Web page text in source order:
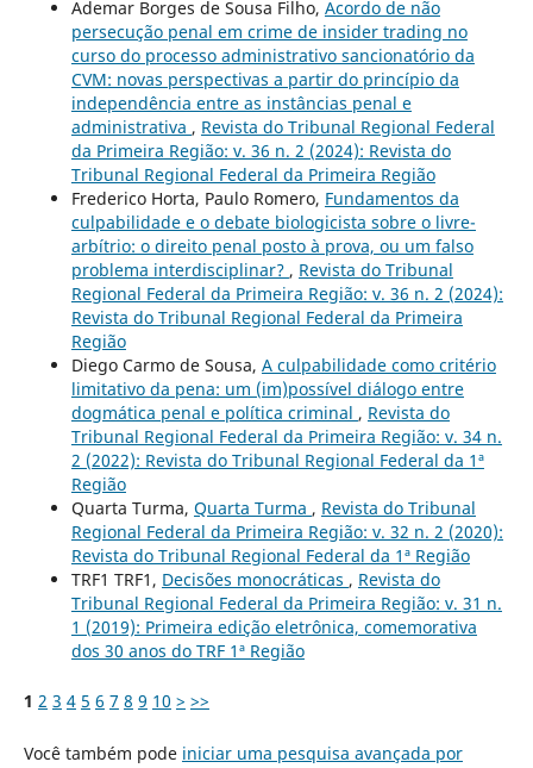
Ademar Borges de Sousa Filho, Acordo de não
persecução penal em crime de insider trading no
curso do processo administrativo sancionatório da
CVM: novas perspectivas a partir do princípio da
independência entre as instâncias penal e
administrativa , Revista do Tribunal Regional Federal
da Primeira Região: v. 36 n. 2 (2024): Revista do
Tribunal Regional Federal da Primeira Região
Frederico Horta, Paulo Romero, Fundamentos da
culpabilidade e o debate biologicista sobre o livre-
arbítrio: o direito penal posto à prova, ou um falso
problema interdisciplinar? , Revista do Tribunal
Regional Federal da Primeira Região: v. 36 n. 2 (2024):
Revista do Tribunal Regional Federal da Primeira
Região
Diego Carmo de Sousa, A culpabilidade como critério
limitativo da pena: um (im)possível diálogo entre
dogmática penal e política criminal , Revista do
Tribunal Regional Federal da Primeira Região: v. 34 n.
2 (2022): Revista do Tribunal Regional Federal da 1ª
Região
Quarta Turma, Quarta Turma , Revista do Tribunal
Regional Federal da Primeira Região: v. 32 n. 2 (2020):
Revista do Tribunal Regional Federal da 1ª Região
TRF1 TRF1, Decisões monocráticas , Revista do
Tribunal Regional Federal da Primeira Região: v. 31 n.
1 (2019): Primeira edição eletrônica, comemorativa
dos 30 anos do TRF 1ª Região
1 2 3 4 5 6 7 8 9 10 > >>
Você também pode iniciar uma pesquisa avançada por